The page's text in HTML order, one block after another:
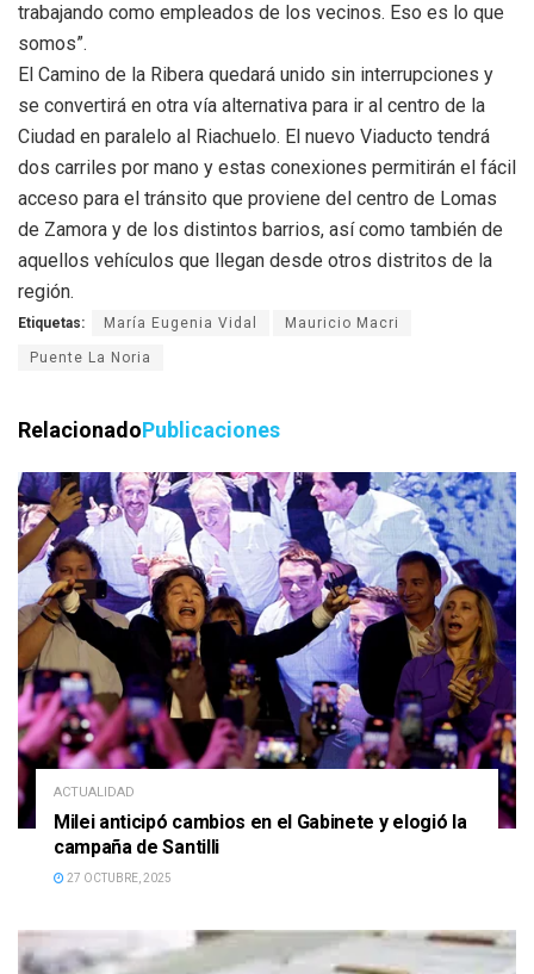
trabajando como empleados de los vecinos. Eso es lo que
somos”.
El Camino de la Ribera quedará unido sin interrupciones y
se convertirá en otra vía alternativa para ir al centro de la
Ciudad en paralelo al Riachuelo. El nuevo Viaducto tendrá
dos carriles por mano y estas conexiones permitirán el fácil
acceso para el tránsito que proviene del centro de Lomas
de Zamora y de los distintos barrios, así como también de
aquellos vehículos que llegan desde otros distritos de la
región.
Etiquetas: María Eugenia Vidal Mauricio Macri
Puente La Noria
RelacionadoPublicaciones
ACTUALIDAD
Milei anticipó cambios en el Gabinete y elogió la
campaña de Santilli
27 OCTUBRE, 2025